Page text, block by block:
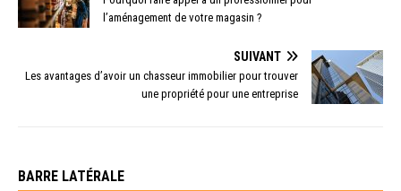
l’aménagement de votre magasin ?
SUIVANT
Les avantages d’avoir un chasseur immobilier pour trouver
une propriété pour une entreprise
BARRE LATÉRALE